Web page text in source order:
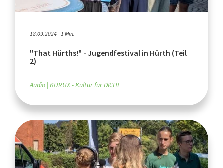
18.09.2024 - 1 Min.
"That Hürths!" - Jugendfestival in Hürth (Teil
2)
Audio KURUX - Kultur für DICH!